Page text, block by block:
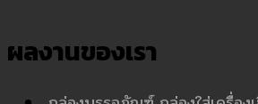
ผลงานของเรา